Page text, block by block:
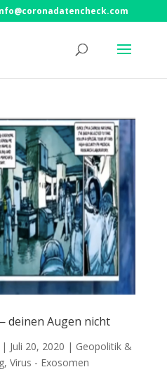
deinen Augen nicht
Juli 20, 2020 | Geopolitik &
, Virus - Exosomen